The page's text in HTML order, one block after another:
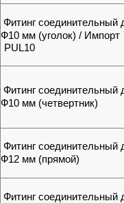
Фитинг соединительный
Ф10 мм (уголок) / Импорт
PUL10
Фитинг соединительный
Ф10 мм (четвертник)
Фитинг соединительный
Ф12 мм (прямой)
Фитинг соединительный